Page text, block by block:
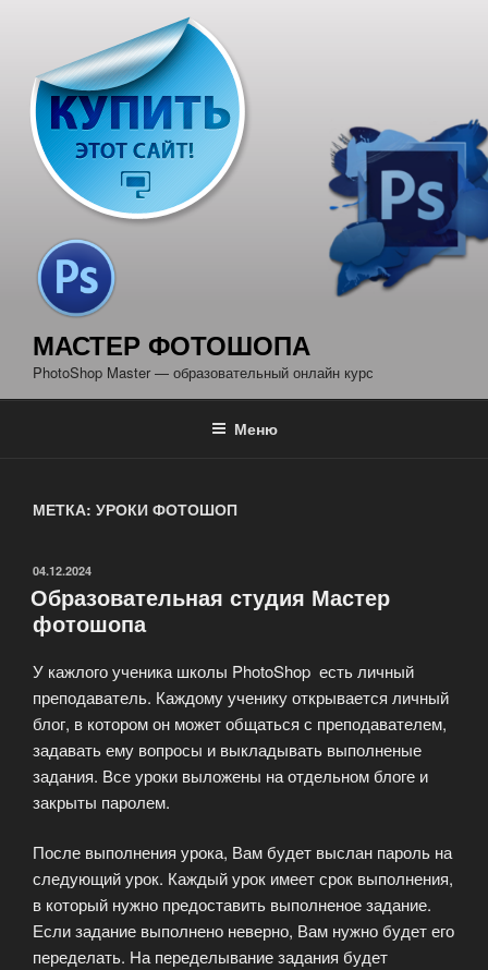
содержимому
МАСТЕР ФОТОШОПА
PhotoShop Master — образовательный онлайн курс
Меню
МЕТКА: УРОКИ ФОТОШОП
ОПУБЛИКОВАНО
04.12.2024
Образовательная студия Мастер
фотошопа
У кажлого ученика школы PhotoShop есть личный
преподаватель. Каждому ученику открывается личный
блог, в котором он может общаться с преподавателем,
задавать ему вопросы и выкладывать выполненые
задания. Все уроки выложены на отдельном блоге и
закрыты паролем.
После выполнения урока, Вам будет выслан пароль на
следующий урок. Каждый урок имеет срок выполнения,
в который нужно предоставить выполненое задание.
Если задание выполнено неверно, Вам нужно будет его
переделать. На переделывание задания будет